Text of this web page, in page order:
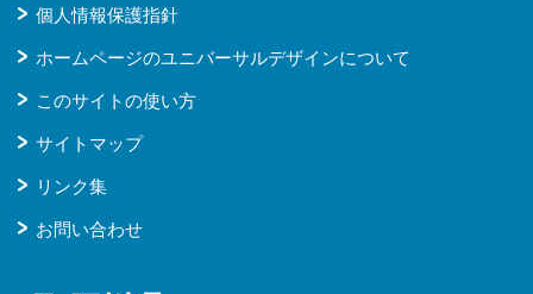
個人情報保護指針
ホームページのユニバーサルデザインについて
このサイトの使い方
サイトマップ
リンク集
お問い合わせ